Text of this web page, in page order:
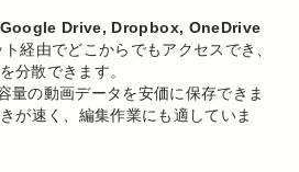
Google Drive, Dropbox, OneDrive
経由でどこからでもアクセスでき、
分散できます。
量の動画データを安価に保存できま
が速く、編集作業にも適していま